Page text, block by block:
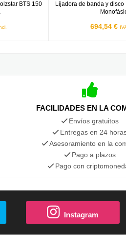
BTS 150
Lijadora de banda y disco
-
694,54 €
FACILIDADES EN LA
Envíos gratuitos
Entregas en 24
Asesoramiento en la
Pago a plazos
Pago con
Instagram